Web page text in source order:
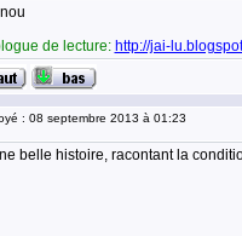
de lecture: http://jai-
: 08 septembre 2013 à 01:23
belle histoire, racontant la